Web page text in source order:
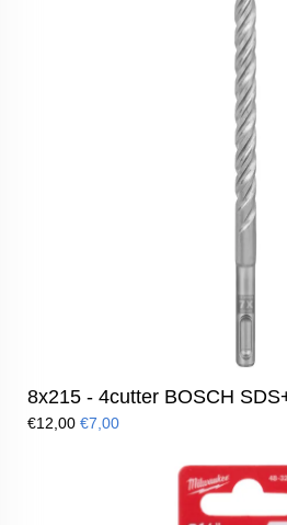
8x215 - 4cutter BOSCH
€12,00 €7,00